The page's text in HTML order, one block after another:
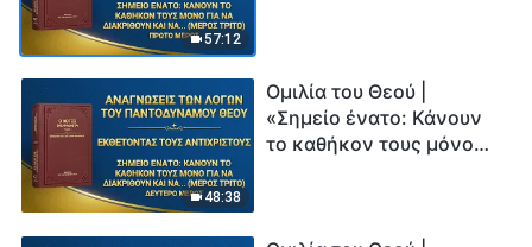
57:12
φιλοδοξίες· ποτέ δεν
λαμβάνουν υπόψη τα
συμφέροντα του οίκου
48:38
Ομιλία του Θεού |
«Σημείο ένατο: Κάνουν
το καθήκον τους μόνο